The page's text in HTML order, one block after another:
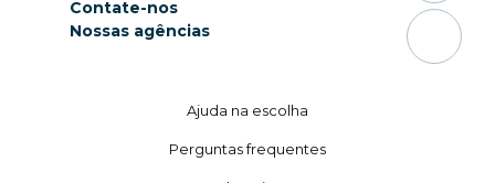
Contate-nos
Nossas agências
Ajuda na escolha
Perguntas frequentes